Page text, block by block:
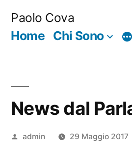
Paolo Cova
Home Chi Sono
Di
News dal
Pubblicato
admin 29 Maggio 2017